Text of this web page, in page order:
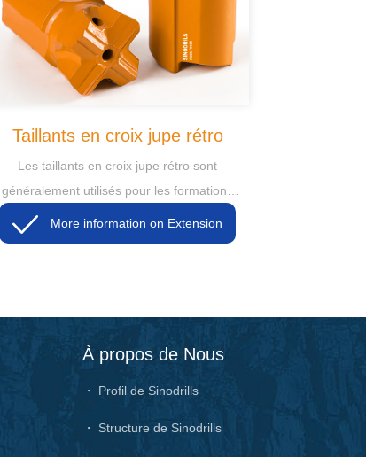
Taillants en croix jupe rétro
Les taillants en croix jupe rétro sont
généralement utilisés pour les formations
rocheuses très dures et abrasives.
More information on Extension
À propos de Nous
・ Profil de Sinodrills
・ Structure de Sinodrills